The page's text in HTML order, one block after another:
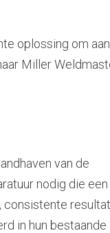
oplossing om
Miller
van de
nodig die een
consistente
in hun bestaande